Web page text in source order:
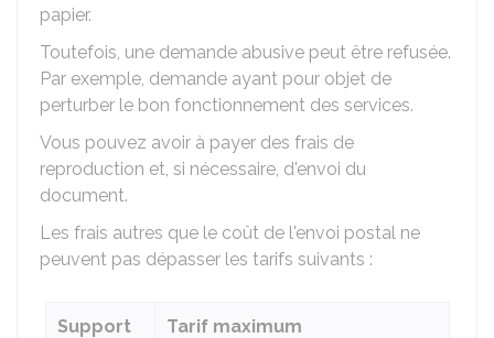
papier.
Toutefois, une demande abusive peut être refusée.
Par exemple, demande ayant pour objet de
perturber le bon fonctionnement des services.
Vous pouvez avoir à payer des frais de
reproduction et, si nécessaire, d'envoi du
document.
Les frais autres que le coût de l'envoi postal ne
peuvent pas dépasser les tarifs suivants :
Support Tarif maximum